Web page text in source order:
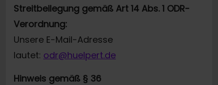
Streitbeilegung gemäß Art 14 Abs. 1 ODR-
Verordnung:
Unsere E-Mail-Adresse
lautet: odr@huelpert.de
Hinweis gemäß § 36